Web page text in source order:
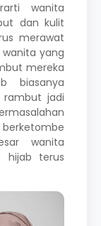
wanita
dan kulit
merawat
yang
mereka
biasanya
jadi
wanita
hijab terus